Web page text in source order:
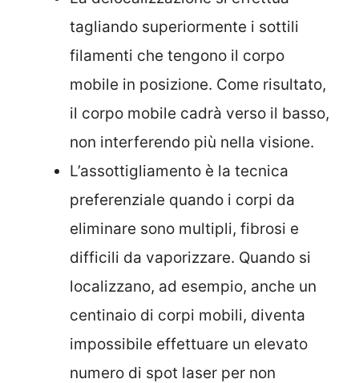
tagliando superiormente i sottili
filamenti che tengono il corpo
mobile in posizione. Come risultato,
il corpo mobile cadrà verso il basso,
non interferendo più nella visione.
L’assottigliamento è la tecnica
preferenziale quando i corpi da
eliminare sono multipli, fibrosi e
difficili da vaporizzare. Quando si
localizzano, ad esempio, anche un
centinaio di corpi mobili, diventa
impossibile effettuare un elevato
numero di spot laser per non